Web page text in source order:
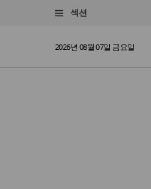
섹션
2026년 08월 07일 금요일